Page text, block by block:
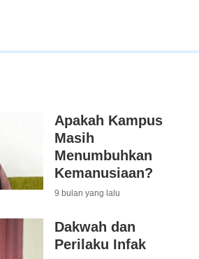
Apakah Kampus
Masih
Menumbuhkan
Kemanusiaan?
9 bulan yang lalu
Dakwah dan
Perilaku Infak